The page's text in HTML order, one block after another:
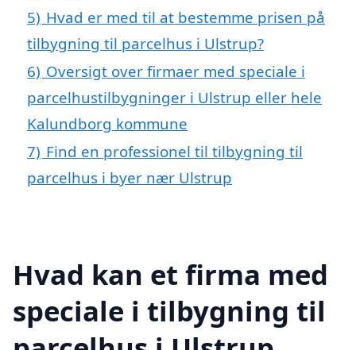
5) Hvad er med til at bestemme prisen på
tilbygning til parcelhus i Ulstrup?
6) Oversigt over firmaer med speciale i
parcelhustilbygninger i Ulstrup eller hele
Kalundborg kommune
7) Find en professionel til tilbygning til
parcelhus i byer nær Ulstrup
Hvad kan et firma med
speciale i tilbygning til